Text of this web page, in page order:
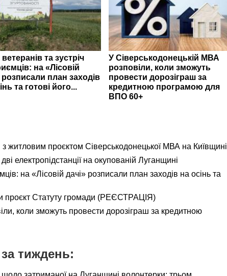
ветеранів та зустріч
на «Лісовій
розписали план заходів
та готові його...
У Сіверськодонецькій МВА
розповіли, коли зможуть
провести дорозіграш за
кредитною програмою для
ВПО 60+
житловим проєктом Сіверськодонецької МВА на Київщині
електропідстанції на окупованій Луганщині
на «Лісовій дачі» розписали план заходів на осінь та
проєкт Статуту громади (РЕЄСТРАЦІЯ)
коли зможуть провести дорозіграш за кредитною
тиждень: